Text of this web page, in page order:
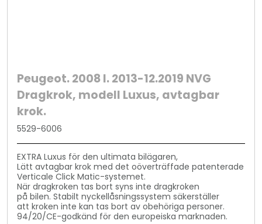
Peugeot. 2008 I. 2013-12.2019 NVG
Dragkrok, modell Luxus, avtagbar
krok.
5529-6006
EXTRA Luxus för den ultimata bilägaren,
Lätt avtagbar krok med det oöverträffade patenterade
Verticale Click Matic-systemet.
När dragkroken tas bort syns inte dragkroken
på bilen. Stabilt nyckellåsningssystem säkerställer
att kroken inte kan tas bort av obehöriga personer.
94/20/CE-godkänd för den europeiska marknaden.